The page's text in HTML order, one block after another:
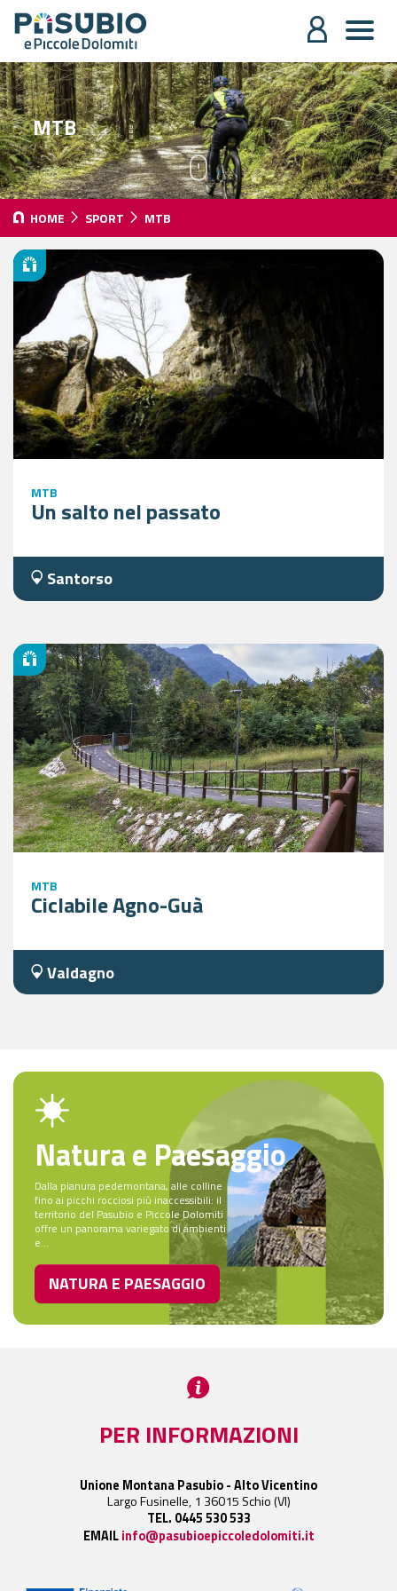
MTB
HOME SPORT MTB
MTB
Un salto nel passato
Santorso
MTB
Ciclabile Agno-Guà
Valdagno
Natura e Paesaggio
Dalla pianura pedemontana, alle colline
fino ai picchi rocciosi più inaccessibili: il
territorio del Pasubio e Piccole Dolomiti
offre un panorama variegato di ambienti
e...
NATURA E PAESAGGIO
PER INFORMAZIONI
Unione Montana Pasubio - Alto Vicentino
Largo Fusinelle, 1 36015 Schio (VI)
TEL. 0445 530 533
EMAILinfo@pasubioepiccoledolomiti.it